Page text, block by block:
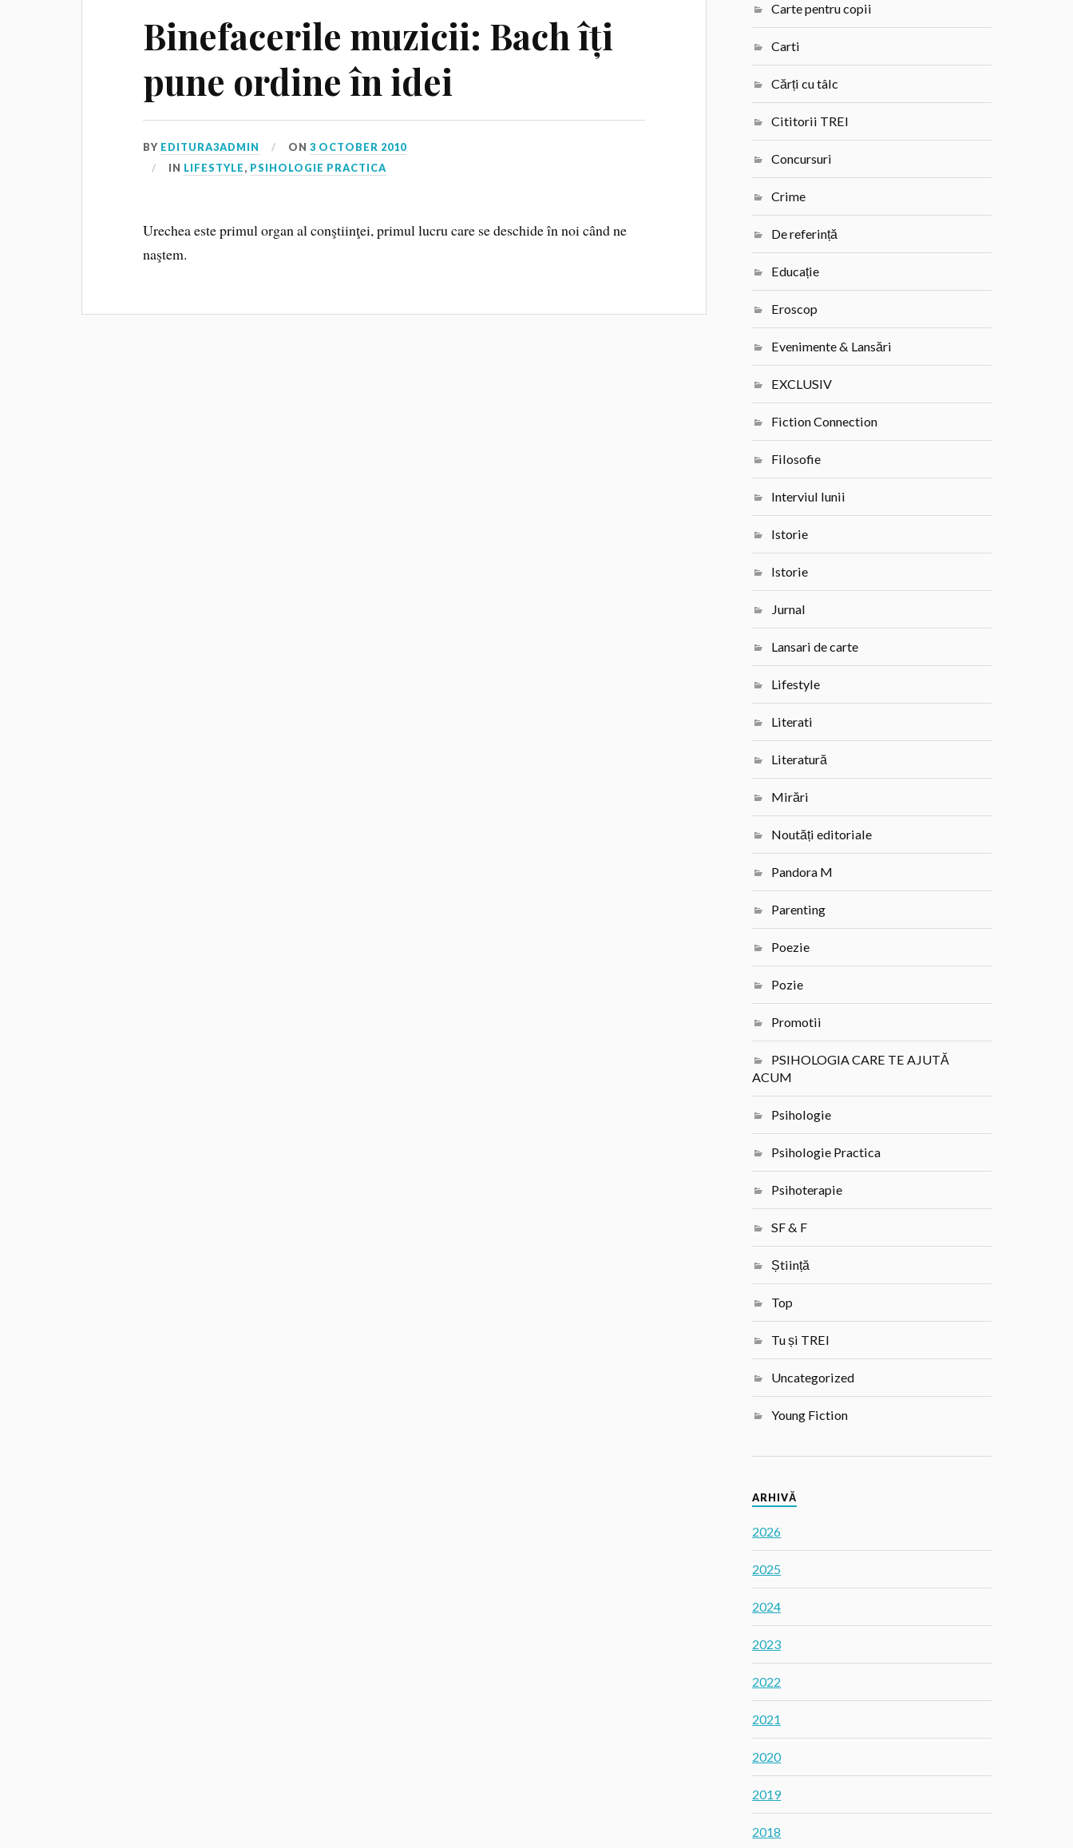
Binefacerile muzicii: Bach îți
pune ordine în idei
BY EDITURA3ADMIN ON3 OCTOBER 2010
IN LIFESTYLE, PSIHOLOGIE PRACTICA
Urechea este primul organ al conştiinţei, primul lucru care se deschide în noi când ne
naştem.
Carte pentru copii
Carti
Cărți cu tâlc
Cititorii TREI
Concursuri
Crime
De referință
Educație
Eroscop
Evenimente & Lansări
EXCLUSIV
Fiction Connection
Filosofie
Interviul lunii
Istorie
Istorie
Jurnal
Lansari de carte
Lifestyle
Literati
Literatură
Mirări
Noutăți editoriale
Pandora M
Parenting
Poezie
Pozie
Promotii
PSIHOLOGIA CARE TE AJUTĂ
ACUM
Psihologie
Psihologie Practica
Psihoterapie
SF & F
Știință
Top
Tu și TREI
Uncategorized
Young Fiction
ARHIVĂ
2026
2025
2024
2023
2022
2021
2020
2019
2018